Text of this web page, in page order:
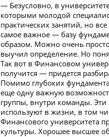
— Безусловно, в
которыми молодой
практических занятий, но
самое важное — базу
образом. Можно очень
выучил определение. Но
Так вот в Финансовом
получится — придется
Помимо глубоких
еще одну важную
группы, внутри команды. Эти
используют в жизни, в том
Финансового университета
культуры. Хорошее высшее